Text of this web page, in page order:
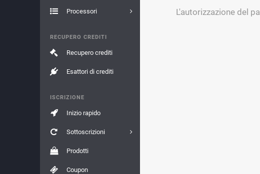
Processori
RECUPERO CREDITI
Recupero crediti
Esattori di crediti
ISCRIZIONE
Inizio rapido
Sottoscrizioni
Prodotti
Coupon
L'autorizzazione del